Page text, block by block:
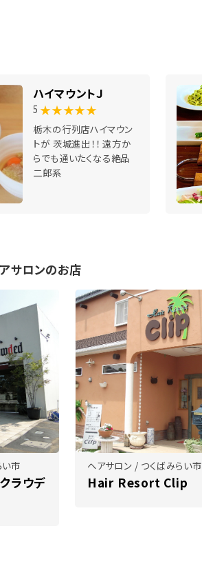
ハイマウントＪ
5 ★★★★★
栃木の行列店ハイマウン
トが 茨城進出！！ 遠方か
らでも通いたくなる絶品
二郎系
サロンのお店
市
ラウデ
ヘアサロン / つくばみらい市
Hair Resort Clip